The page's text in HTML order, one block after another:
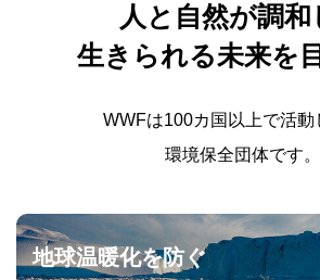
人と自然が調和
生きられる未来を
WWFは100カ国以上で活動
環境保全団体です。
地球温暖化を防ぐ